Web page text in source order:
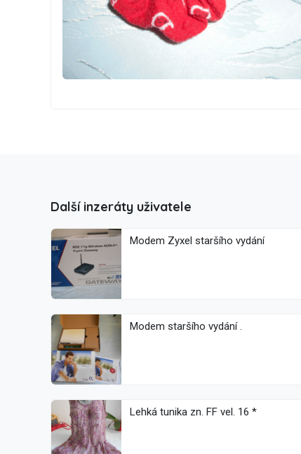
Další inzeráty uživatele
Modem Zyxel staršího vydání
Modem staršího vydání .
Lehká tunika zn. FF vel. 16 *